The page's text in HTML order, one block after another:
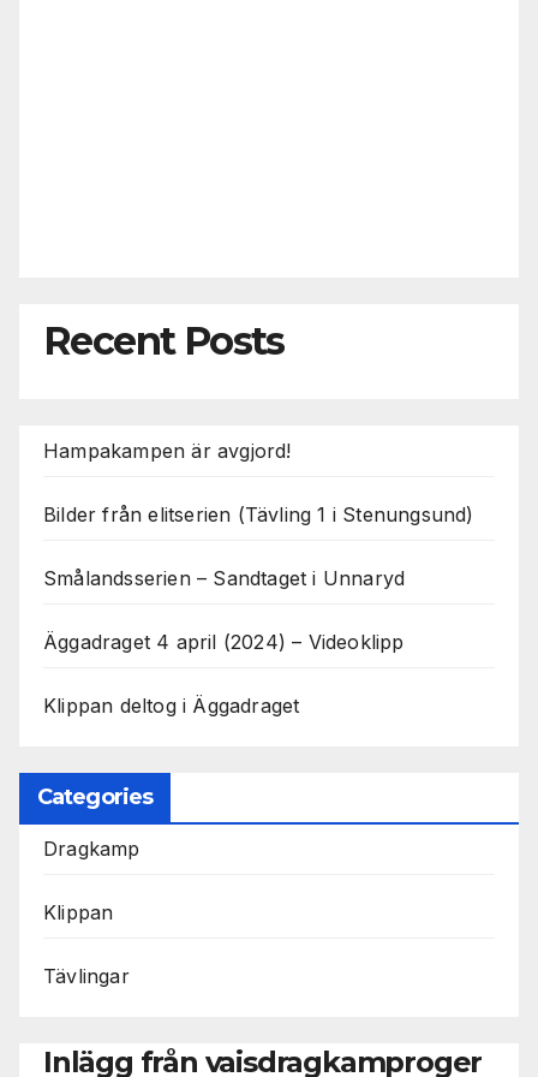
Recent Posts
Hampakampen är avgjord!
Bilder från elitserien (Tävling 1 i Stenungsund)
Smålandsserien – Sandtaget i Unnaryd
Äggadraget 4 april (2024) – Videoklipp
Klippan deltog i Äggadraget
Categories
Dragkamp
Klippan
Tävlingar
Inlägg från vaisdragkamproger